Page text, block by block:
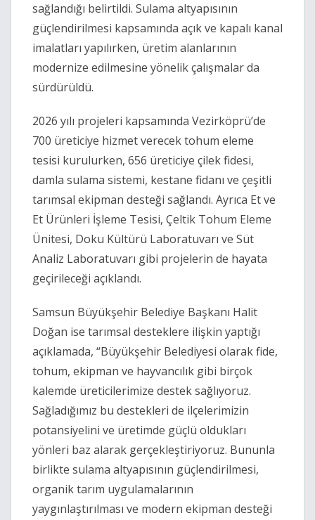
sağlandığı belirtildi. Sulama altyapısının
güçlendirilmesi kapsamında açık ve kapalı kanal
imalatları yapılırken, üretim alanlarının
modernize edilmesine yönelik çalışmalar da
sürdürüldü.
2026 yılı projeleri kapsamında Vezirköprü’de
700 üreticiye hizmet verecek tohum eleme
tesisi kurulurken, 656 üreticiye çilek fidesi,
damla sulama sistemi, kestane fidanı ve çeşitli
tarımsal ekipman desteği sağlandı. Ayrıca Et ve
Et Ürünleri İşleme Tesisi, Çeltik Tohum Eleme
Ünitesi, Doku Kültürü Laboratuvarı ve Süt
Analiz Laboratuvarı gibi projelerin de hayata
geçirileceği açıklandı.
Samsun Büyükşehir Belediye Başkanı Halit
Doğan ise tarımsal desteklere ilişkin yaptığı
açıklamada, “Büyükşehir Belediyesi olarak fide,
tohum, ekipman ve hayvancılık gibi birçok
kalemde üreticilerimize destek sağlıyoruz.
Sağladığımız bu destekleri de ilçelerimizin
potansiyelini ve üretimde güçlü oldukları
yönleri baz alarak gerçekleştiriyoruz. Bununla
birlikte sulama altyapısının güçlendirilmesi,
organik tarım uygulamalarının
yaygınlaştırılması ve modern ekipman desteği